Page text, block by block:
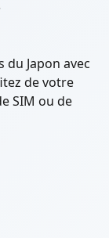
du Japon avec
de votre
SIM ou de